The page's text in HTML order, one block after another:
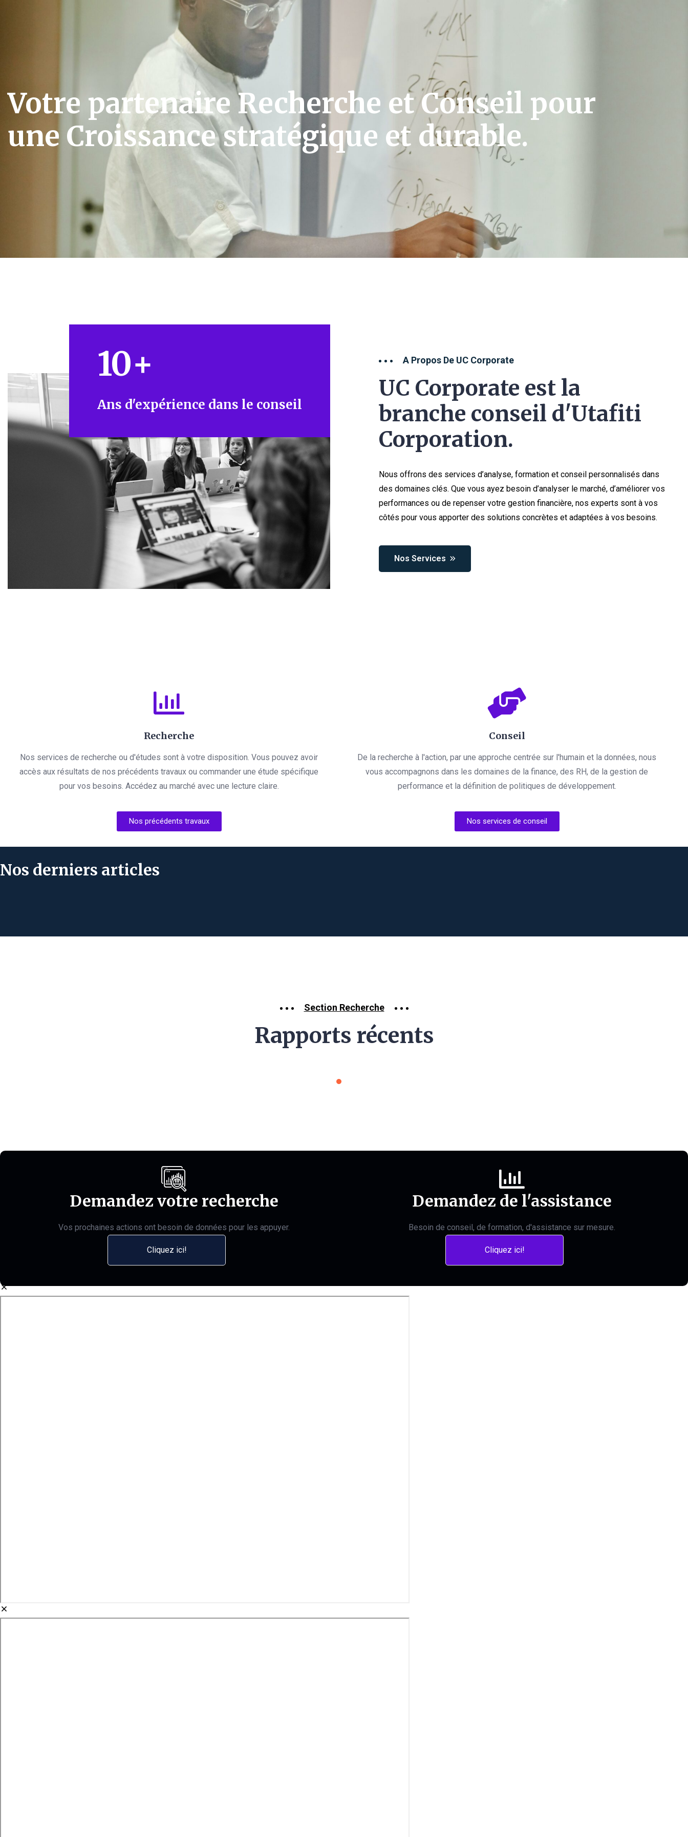
Votre partenaire Recherche et Conseil pour
une Croissance stratégique et durable.
10+
Ans d'expérience dans le conseil
A Propos De UC Corporate
UC Corporate est la
branche conseil d'Utafiti
Corporation.
Nous offrons des services d’analyse, formation et conseil personnalisés dans
des domaines clés. Que vous ayez besoin d’analyser le marché, d’améliorer vos
performances ou de repenser votre gestion financière, nos experts sont à vos
côtés pour vous apporter des solutions concrètes et adaptées à vos besoins.
Nos Services
Recherche
Nos services de recherche ou d'études sont à votre disposition. Vous pouvez avoir
accès aux résultats de nos précédents travaux ou commander une étude spécifique
pour vos besoins. Accédez au marché avec une lecture claire.
Nos précédents travaux
Conseil
De la recherche à l'action, par une approche centrée sur l'humain et la données, nous
vous accompagnons dans les domaines de la finance, des RH, de la gestion de
performance et la définition de politiques de développement.
Nos services de conseil
Nos derniers articles
Section Recherche
Rapports récents
Demandez votre recherche
Vos prochaines actions ont besoin de données pour les appuyer.
Cliquez ici!
Demandez de l'assistance
Besoin de conseil, de formation, d'assistance sur mesure.
Cliquez ici!